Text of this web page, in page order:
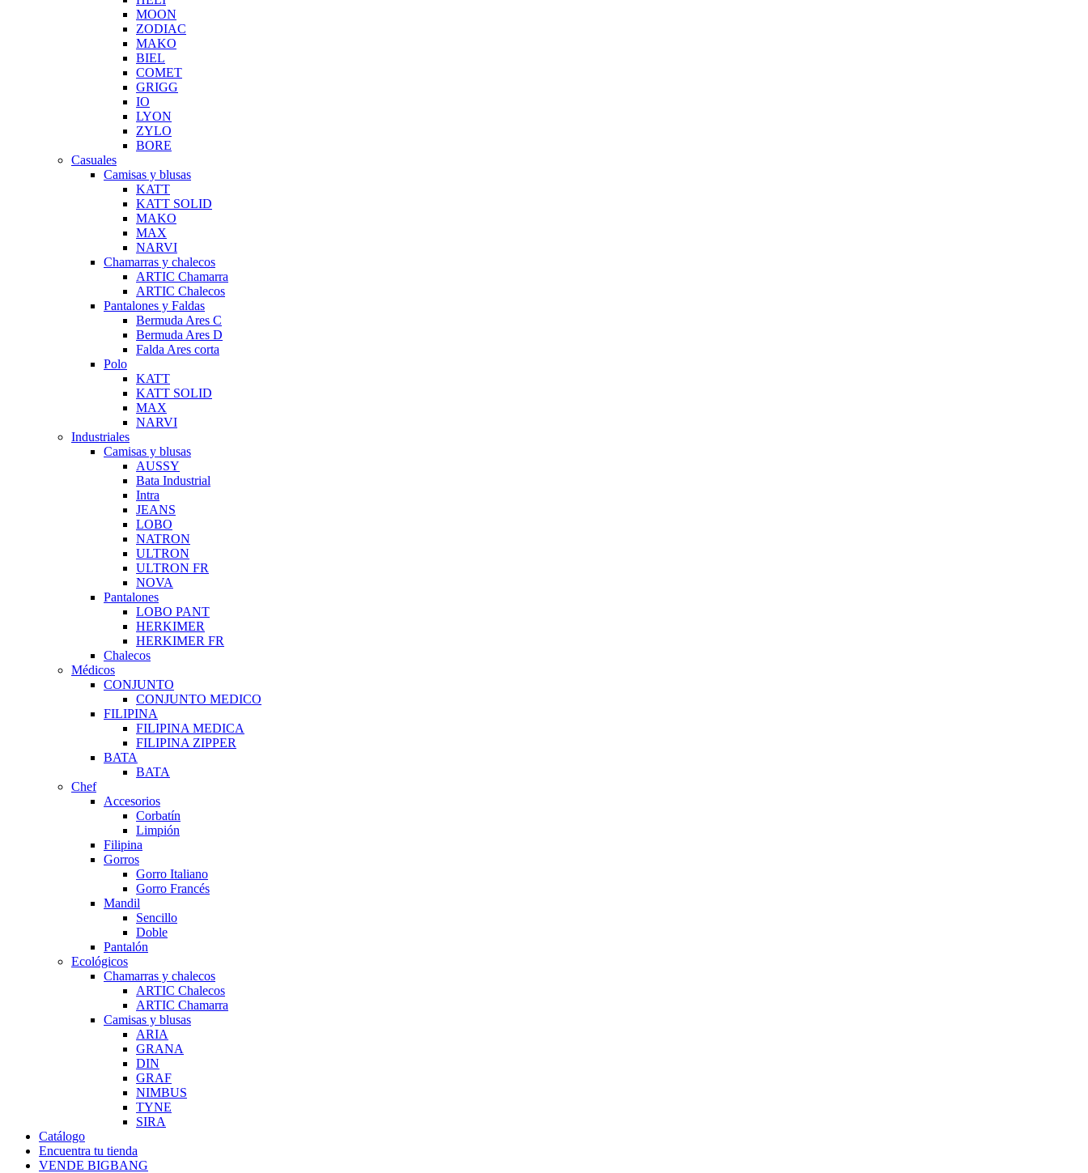
MOON
ZODIAC
MAKO
BIEL
COMET
GRIGG
IO
LYON
ZYLO
BORE
Casuales
Camisas y blusas
KATT
KATT SOLID
MAKO
MAX
NARVI
Chamarras y chalecos
ARTIC Chamarra
ARTIC Chalecos
Pantalones y Faldas
Bermuda Ares C
Bermuda Ares D
Falda Ares corta
Polo
KATT
KATT SOLID
MAX
NARVI
Industriales
Camisas y blusas
AUSSY
Bata Industrial
Intra
JEANS
LOBO
NATRON
ULTRON
ULTRON FR
NOVA
Pantalones
LOBO PANT
HERKIMER
HERKIMER FR
Chalecos
Médicos
CONJUNTO
CONJUNTO MEDICO
FILIPINA
FILIPINA MEDICA
FILIPINA ZIPPER
BATA
BATA
Chef
Accesorios
Corbatín
Limpión
Filipina
Gorros
Gorro Italiano
Gorro Francés
Mandil
Sencillo
Doble
Pantalón
Ecológicos
Chamarras y chalecos
ARTIC Chalecos
ARTIC Chamarra
Camisas y blusas
ARIA
GRANA
DIN
GRAF
NIMBUS
TYNE
SIRA
Catálogo
Encuentra tu tienda
VENDE BIGBANG